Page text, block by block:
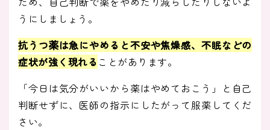
うにしましょう。
抗うつ薬は急にやめると不安や焦燥感、不眠などの
症状が強く現れる ことがあります。
「今日は気分がいいから薬はやめておこう」と自己
判断せずに、医師の指示にしたがって服薬してくだ
さい。